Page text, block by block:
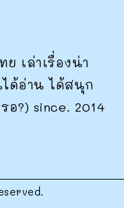
ย เล่าเรื่องน่า
ด้อ่าน ได้สนุก
อ?) since. 2014